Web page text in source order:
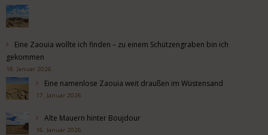
Eine Zaouia wollte ich finden – zu einem Schützengraben bin ich
gekommen
18. Januar 2026
Eine namenlose Zaouia weit draußen im Wüstensand
17. Januar 2026
Alte Mauern hinter Boujdour
16. Januar 2026